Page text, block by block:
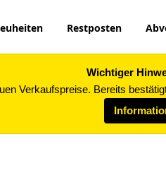
Restposten
Wichtiger
Verkaufspreise. Bereits